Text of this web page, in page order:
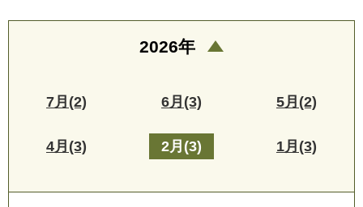
2026年
7月(2) 6月(3) 5月(2)
4月(3) 2月(3) 1月(3)